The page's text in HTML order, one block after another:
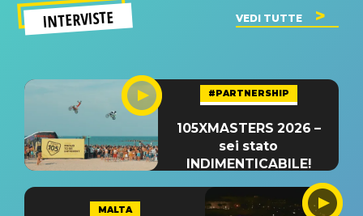
INTERVISTE VEDI TUTTE
#PARTNERSHIP
105XMASTERS 2026 –
sei stato
INDIMENTICABILE!
MALTA